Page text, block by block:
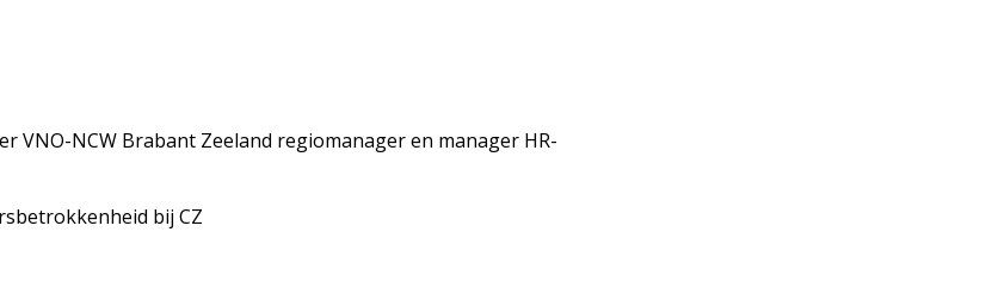
VNO-NCW Brabant Zeeland regiomanager en manager HR-
bij CZ